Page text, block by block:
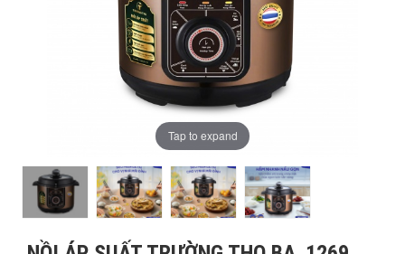
Tap to expand